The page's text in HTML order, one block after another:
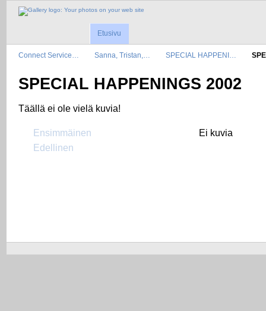
Etusivu
Connect Service… Sanna, Tristan,… SPECIAL HAPPENI…
SPECIAL HAPPENINGS 2002
Täällä ei ole vielä kuvia!
Ensimmäinen
Edellinen
Ei kuvia